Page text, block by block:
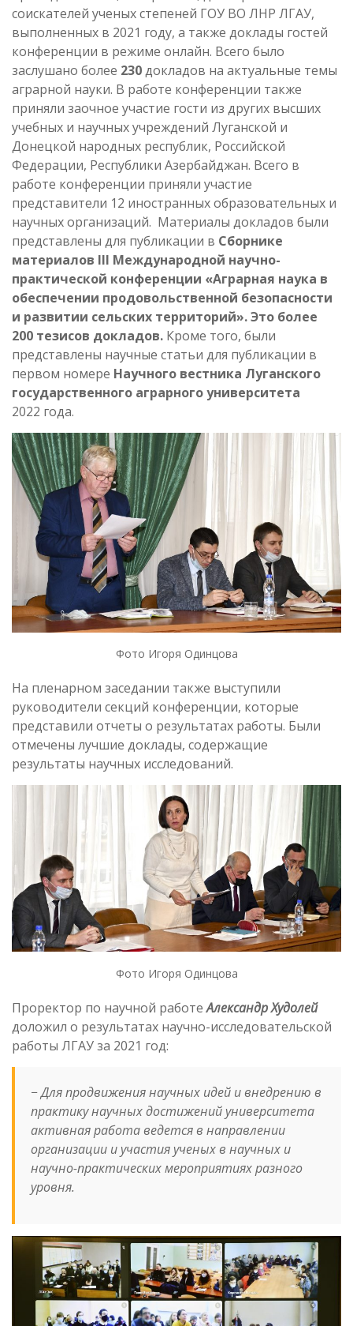
соискателей ученых степеней ГОУ ВО ЛНР ЛГАУ,
выполненных в 2021 году, а также доклады гостей
конференции в режиме онлайн. Всего было
заслушано более 230докладов на актуальные темы
аграрной науки. В работе конференции также
приняли заочное участие гости из других высших
учебных и научных учреждений Луганской и
Донецкой народных республик, Российской
Федерации, Республики Азербайджан. Всего в
работе конференции приняли участие
представители 12 иностранных образовательных и
научных организаций. Материалы докладов были
представлены для публикации в Сборнике
материалов III Международной научно-
практической конференции «Аграрная наука в
обеспечении продовольственной безопасности
и развитии сельских территорий». Это более
200 тезисов докладов. Кроме того, были
представлены научные статьи для публикации в
первом номере Научного вестника Луганского
государственного аграрного университета
2022 года.
Фото Игоря Одинцова
На пленарном заседании также выступили
руководители секций конференции, которые
представили отчеты о результатах работы. Были
отмечены лучшие доклады, содержащие
результаты научных исследований.
Фото Игоря Одинцова
Проректор по научной работеАлександр Худолей
доложил о результатах научно-исследовательской
работы ЛГАУ за 2021 год:
− Для продвижения научных идей и внедрению в
практику научных достижений университета
активная работа ведется в направлении
организации и участия ученых в научных и
научно-практических мероприятиях разного
уровня.